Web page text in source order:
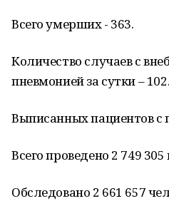
Всего умерших - 363.
Количество случаев с
пневмонией за сутки – 102.
Выписанных пациентов с
Всего проведено 2 749
Обследовано 2 661 657